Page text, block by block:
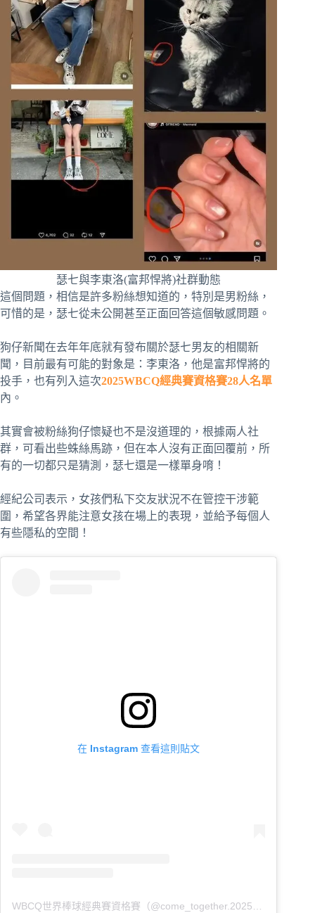
瑟七與李東洛(富邦悍將)社群動態
這個問題，相信是許多粉絲想知道的，特別是男粉絲，
可惜的是，瑟七從未公開甚至正面回答這個敏感問題。
狗仔新聞在去年年底就有發布關於瑟七男友的相關新
聞，目前最有可能的對象是：李東洛，他是富邦悍將的
投手，也有列入這次2025WBCQ經典賽資格賽28人名單
內。
其實會被粉絲狗仔懷疑也不是沒道理的，根據兩人社
群，可看出些蛛絲馬跡，但在本人沒有正面回覆前，所
有的一切都只是猜測，瑟七還是一樣單身唷！
經紀公司表示，女孩們私下交友狀況不在管控干涉範
圍，希望各界能注意女孩在場上的表現，並給予每個人
有些隱私的空間！
在 Instagram 查看這則貼文
WBCQ世界棒球經典賽資格賽（@come_together.2025）分享的貼文